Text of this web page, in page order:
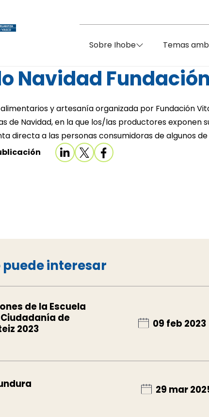
Sobre Ihobe Temas
Navidad
y artesanía organizada por Fundación
de Navidad, en la que los/las productores exponen
directa a las personas consumidoras de algunos
interesar
de la Escuela
de
2023
09 feb 2023
29 mar